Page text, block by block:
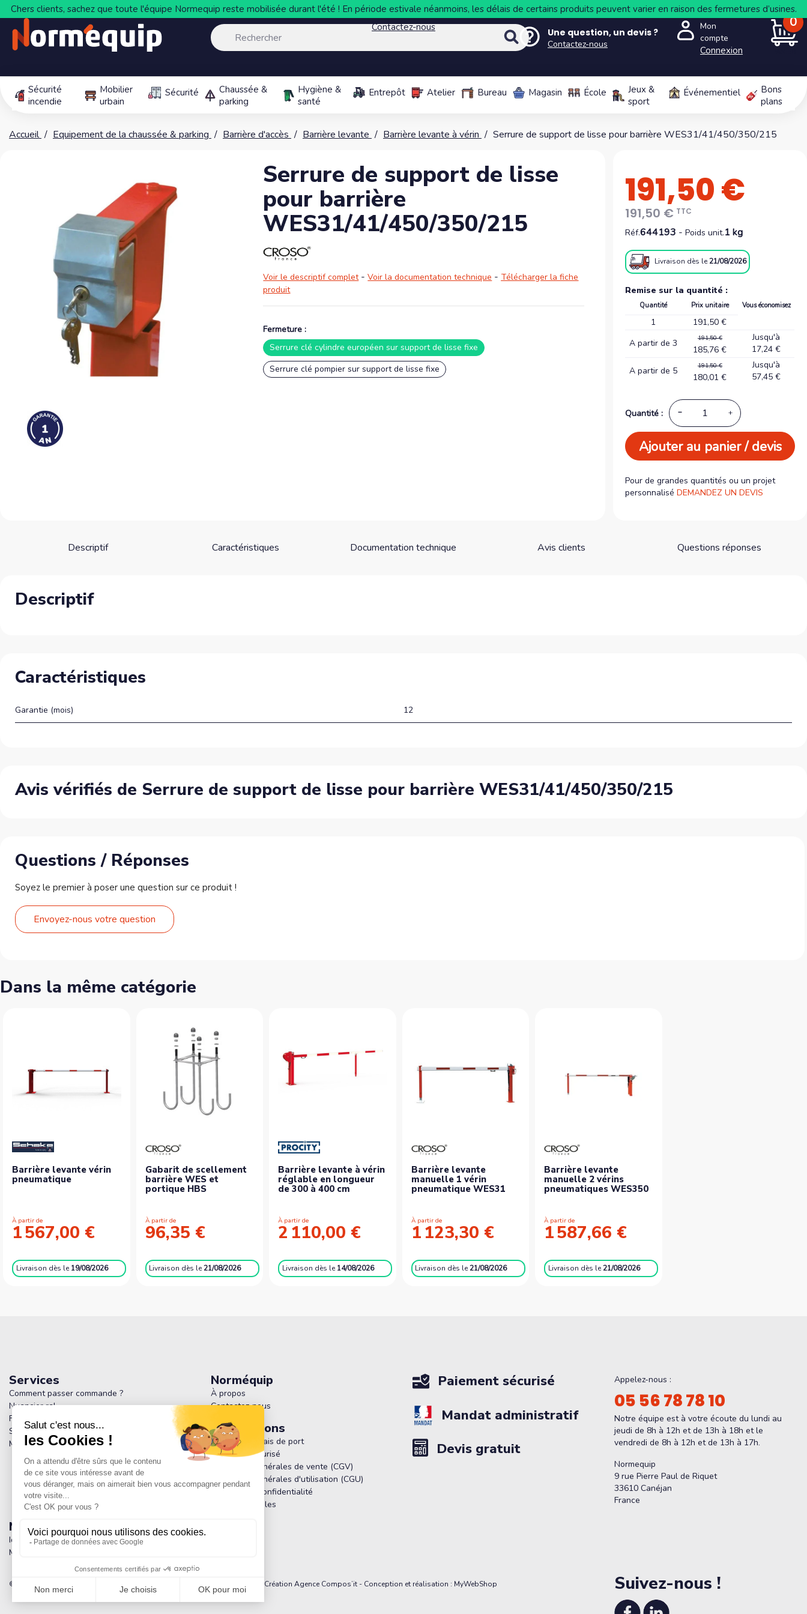
Chers clients, sachez que toute l'équipe Normequip reste mobilisée durant l'été ! En période estivale néanmoins, les délais de certains produits peuvent varier en raison des fermetures d’usines.
Contactez-nous
Une question, un devis ?
Contactez-nous
Mon
compte
Connexion
0
Sécurité
incendie
Mobilier
urbain
Sécurité
Chaussée &
parking
Hygiène &
santé
Entrepôt Atelier Bureau Magasin École
Jeux &
sport
Événementiel
Bons
plans
Accueil Equipement de la chaussée & parking Barrière d'accès Barrière levante Barrière levante à vérin Serrure de support de lisse pour barrière WES31/41/450/350/215
Serrure de support de lisse
pour barrière
WES31/41/450/350/215
Voir le descriptif complet-Voir la documentation technique - Télécharger la fiche
produit
Fermeture :
Serrure clé cylindre européen sur support de lisse fixe
Serrure clé pompier sur support de lisse fixe
191,50 €
191,50 € TTC
Réf.644193 -Poids unit.1 kg
Livraison dès le21/08/2026
Remise sur la quantité :
Quantité Prix unitaire Vous économisez
1
191,50 €
A partir de 3
191,50 €
185,76 €
Jusqu'à
17,24 €
A partir de 5
191,50 €
180,01 €
Jusqu'à
57,45 €
Quantité :
Ajouter au panier / devis
Pour de grandes quantités ou un projet
personnaliséDEMANDEZ UN DEVIS
Descriptif Caractéristiques Documentation technique Avis clients Questions réponses
Descriptif
Caractéristiques
Garantie (mois) 12
Avis vérifiés de Serrure de support de lisse pour barrière WES31/41/450/350/215
Questions / Réponses
Soyez le premier à poser une question sur ce produit !
Envoyez-nous votre question
Dans la même catégorie
Barrière levante vérin
pneumatique
À partir de
1 567,00 €
Livraison dès le 19/08/2026
Gabarit de scellement
barrière WES et
portique HBS
À partir de
96,35 €
Livraison dès le21/08/2026
Barrière levante à vérin
réglable en longueur
de 300 à 400 cm
À partir de
2 110,00 €
Livraison dès le 14/08/2026
Barrière levante
manuelle 1 vérin
pneumatique WES31
À partir de
1 123,30 €
Livraison dès le21/08/2026
Barrière levante
manuelle 2 vérins
pneumatiques WES350
À partir de
1 587,66 €
Livraison dès le21/08/2026
Services
Comment passer commande ?
Nuancier ral
FAQ - Tout savoir sur Normequip : Produits,
Services et Politique de Retour
Magasins
Norméquip
À propos
Contactez-nous
Informations
Livraison et frais de port
Paiement sécurisé
Conditions générales de vente (CGV)
Conditions générales d'utilisation (CGU)
Politique de confidentialité
Mentions légales
Mon compte
Identifiant
Mon compte
Paiement sécurisé
Mandat administratif
Devis gratuit
Appelez-nous :
05 56 78 78 10
Notre équipe est à votre écoute du lundi au
jeudi de 8h à 12h et de 13h à 18h et le
vendredi de 8h à 12h et de 13h à 17h.
Normequip
9 rue Pierre Paul de Riquet
33610 Canéjan
France
© 2026 - Normequip.com - - Création Agence Compos’it - Conception et réalisation : MyWebShop Suivez-nous !